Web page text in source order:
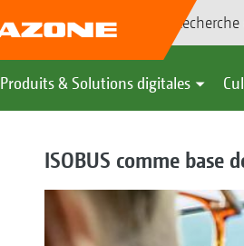
Produits & Solutions digitales
ISOBUS comme base